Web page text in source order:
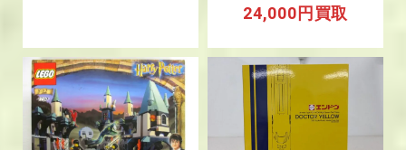
24,000円買取